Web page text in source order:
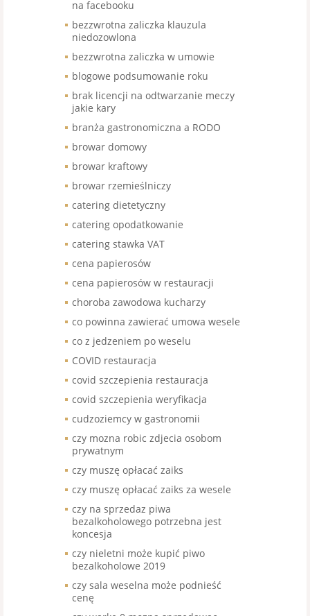
na facebooku
bezzwrotna zaliczka klauzula
niedozowlona
bezzwrotna zaliczka w umowie
blogowe podsumowanie roku
brak licencji na odtwarzanie meczy
jakie kary
branża gastronomiczna a RODO
browar domowy
browar kraftowy
browar rzemieślniczy
catering dietetyczny
catering opodatkowanie
catering stawka VAT
cena papierosów
cena papierosów w restauracji
choroba zawodowa kucharzy
co powinna zawierać umowa wesele
co z jedzeniem po weselu
COVID restauracja
covid szczepienia restauracja
covid szczepienia weryfikacja
cudzoziemcy w gastronomii
czy mozna robic zdjecia osobom
prywatnym
czy muszę opłacać zaiks
czy muszę opłacać zaiks za wesele
czy na sprzedaz piwa
bezalkoholowego potrzebna jest
koncesja
czy nieletni może kupić piwo
bezalkoholowe 2019
czy sala weselna może podnieść
cenę